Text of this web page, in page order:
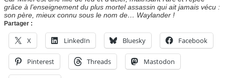
grâce à l’enseignement du plus mortel assassin qui ait jamais vécu :
son père, mieux connu sous le nom de… Waylander !
Partager :
X LinkedIn Bluesky Facebook
Pinterest Threads Mastodon